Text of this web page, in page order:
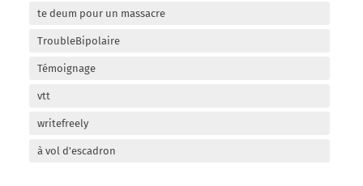
te deum pour un massacre
TroubleBipolaire
Témoignage
vtt
writefreely
à vol d'escadron